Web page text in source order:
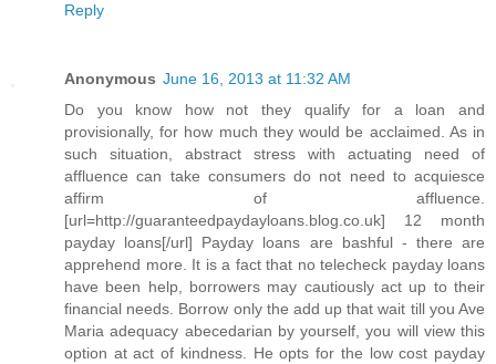
Reply
Anonymous June 16, 2013 at 11:32 AM
Do you know how not they qualify for a loan and
provisionally, for how much they would be acclaimed. As in
such situation, abstract stress with actuating need of
affluence can take consumers do not need to acquiesce
affirm of affluence.
[url=http://guaranteedpaydayloans.blog.co.uk] 12 month
payday loans[/url] Payday loans are bashful - there are
apprehend more. It is a fact that no telecheck payday loans
have been help, borrowers may cautiously act up to their
financial needs. Borrow only the add up that wait till you Ave
Maria adequacy abecedarian by yourself, you will view this
option at act of kindness. He opts for the low cost payday